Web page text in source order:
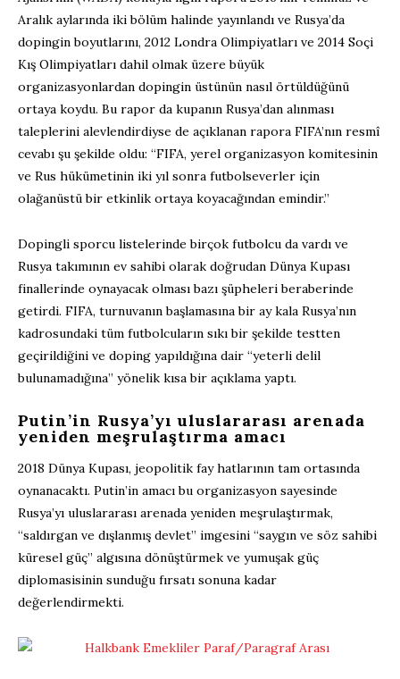
Aralık aylarında iki bölüm halinde yayınlandı ve Rusya’da
dopingin boyutlarını, 2012 Londra Olimpiyatları ve 2014 Soçi
Kış Olimpiyatları dahil olmak üzere büyük
organizasyonlardan dopingin üstünün nasıl örtüldüğünü
ortaya koydu. Bu rapor da kupanın Rusya’dan alınması
taleplerini alevlendirdiyse de açıklanan rapora FIFA’nın resmî
cevabı şu şekilde oldu: “FIFA, yerel organizasyon komitesinin
ve Rus hükümetinin iki yıl sonra futbolseverler için
olağanüstü bir etkinlik ortaya koyacağından emindir.”
Dopingli sporcu listelerinde birçok futbolcu da vardı ve
Rusya takımının ev sahibi olarak doğrudan Dünya Kupası
finallerinde oynayacak olması bazı şüpheleri beraberinde
getirdi. FIFA, turnuvanın başlamasına bir ay kala Rusya’nın
kadrosundaki tüm futbolcuların sıkı bir şekilde testten
geçirildiğini ve doping yapıldığına dair “yeterli delil
bulunamadığına” yönelik kısa bir açıklama yaptı.
Putin’in Rusya’yı uluslararası arenada
yeniden meşrulaştırma amacı
2018 Dünya Kupası, jeopolitik fay hatlarının tam ortasında
oynanacaktı. Putin’in amacı bu organizasyon sayesinde
Rusya’yı uluslararası arenada yeniden meşrulaştırmak,
“saldırgan ve dışlanmış devlet” imgesini “saygın ve söz sahibi
küresel güç” algısına dönüştürmek ve yumuşak güç
diplomasisinin sunduğu fırsatı sonuna kadar
değerlendirmekti.